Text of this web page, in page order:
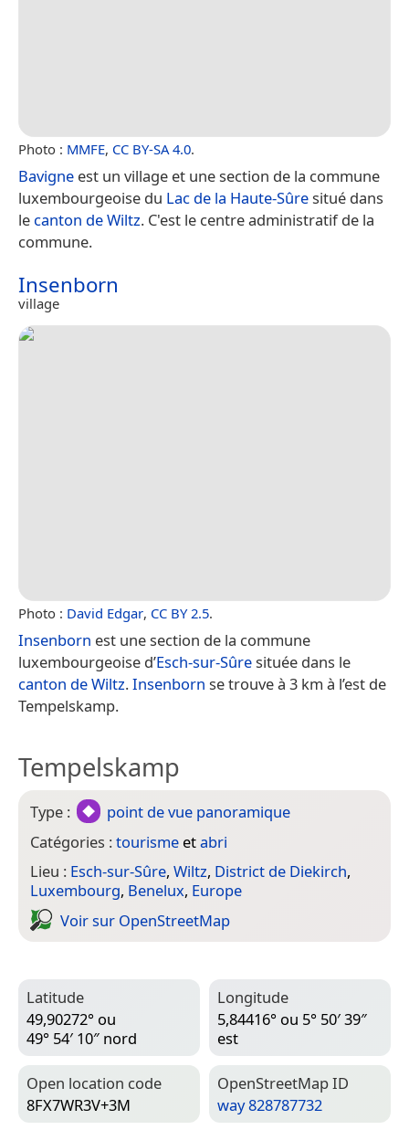
Photo : MMFE, CC BY-SA 4.0.
Bavigne est un village et une section de la commune
luxembourgeoise du Lac de la Haute-Sûresitué dans
le canton de Wiltz. C'est le centre administratif de la
commune.
Insenborn
village
Photo : David Edgar, CC BY 2.5.
Insenborn est une section de la commune
luxembourgeoise d’Esch-sur-Sûresituée dans le
canton de Wiltz.Insenborn se trouve à 3 km à l’est de
Tempelskamp.
Tempelskamp
Type :
point de vue panoramique
Catégories :tourisme etabri
Lieu : Esch-sur-Sûre, Wiltz, District de Diekirch,
Luxembourg, Benelux, Europe
Voir sur Open­Street­Map
Latitude
49,90272° ou
49° 54′ 10″ nord
Longitude
5,84416° ou 5° 50′ 39″
est
Open location code
8FX7WR3V+3M
Open­Street­Map ID
way 828787732